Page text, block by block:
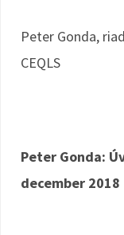
Peter Gonda,
CEQLS
Peter Gonda:
december 2018